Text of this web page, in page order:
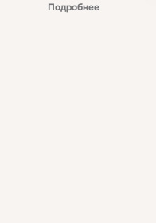
Подробнее